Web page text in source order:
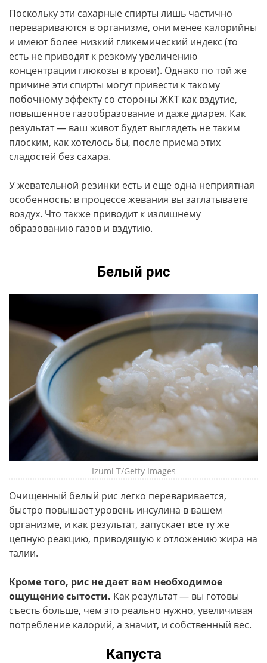
Поскольку эти сахарные спирты лишь частично
перевариваются в организме, они менее калорийны
и имеют более низкий гликемический индекс (то
есть не приводят к резкому увеличению
концентрации глюкозы в крови). Однако по той же
причине эти спирты могут привести к такому
побочному эффекту со стороны ЖКТ как вздутие,
повышенное газообразование и даже диарея. Как
результат — ваш живот будет выглядеть не таким
плоским, как хотелось бы, после приема этих
сладостей без сахара.
У жевательной резинки есть и еще одна неприятная
особенность: в процессе жевания вы заглатываете
воздух. Что также приводит к излишнему
образованию газов и вздутию.
Белый рис
Izumi T/Getty Images
Очищенный белый рис легко переваривается,
быстро повышает уровень инсулина в вашем
организме, и как результат, запускает все ту же
цепную реакцию, приводящую к отложению жира на
талии.
Кроме того, рис не дает вам необходимое
ощущение сытости. Как результат — вы готовы
съесть больше, чем это реально нужно, увеличивая
потребление калорий, а значит, и собственный вес.
Капуста